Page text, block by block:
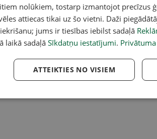
brīdina
Saeimas vēlēšanas ar Jāni
nolūkiem, tostarp izmantojot precīzus
attiecas tikai uz šo vietni. Daži
jums ir tiesības iebilst sadaļā
laikā sadaļāSīkdatņu iestatījumi.
ATTEIKTIES NO VISIEM